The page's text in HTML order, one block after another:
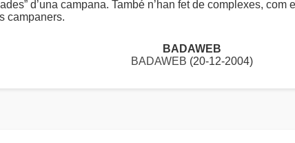
d’una campana. També n’han fet de complexes,
campaners.
BADAWEB
BADAWEB (20-12-2004)